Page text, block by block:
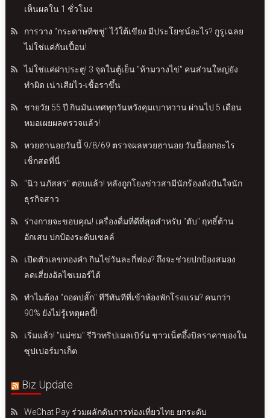
เห็นผลใน 1 ชั่วโมง
การวาง "กระดาษทิชชู่" ไว้ใต้เขียง มีประโยชน์อะไร? กูรูเฉลย
ไม่ใช่แค่กันเปื้อน!
ไม่ใช่แค่ฝาประตู! 3 จุดในตู้เย็น "ห้ามวางไข่" คนส่วนใหญ่ยัง
ทำผิด เน่าเสียไว-เชื้อราขึ้น
ชายวัย 55 ปี กินมันเทศทุกวันหวังคุมเบาหวาน ผ่านไป 5 เดือน
หมอเผยผลตรวจแล้ว!
หวยฮานอยวันนี้ 9/8/69 ตรวจผลหวยฮานอย วันนี้ออกอะไร
เช็กสดที่นี่
"นิว นภัสสร" ตอบแล้ว! หลังถูกโยงข่าวสามีนักร้องดังปันใจนัก
ธุรกิจสาว
ร่างกายจะขอบคุณ! เครื่องดื่มที่ดีที่สุดสำหรับ "ตับ" ฤทธิ์ต้าน
อักเสบ ปกป้องระดับเซลล์
เปิดตัวเลขทองคำ กินไข่วันละกี่ฟอง? ถึงจะช่วยปกป้องสมอง
ลดเสี่ยงอัลไซเมอร์ได้
ทำไมต้อง "ถอดปลั๊ก" ทีวีทันทีที่เข้าห้องพักโรงแรม? คนกว่า
90% ยังไม่รู้เหตุผลนี้!
เริ่มแล้ว! "แม่ชม" รีวิวทริปเมลเบิร์น ชาวเน็ตอึ้งบิลราคาของใน
ซุปเปอร์มาเก็ต
Biz Update
WeChat Pay ร่วมผลักดันการท่องเที่ยวไทย ยกระดับ